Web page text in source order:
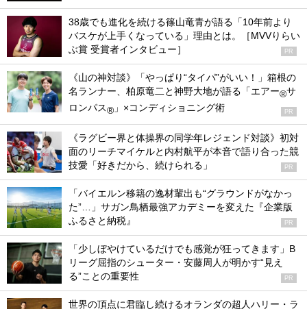
38歳でも進化を続ける篠山竜青が語る「10年前より
バスケが上手くなっている」理由とは。［MVVりらい
ぶ賞 受賞者インタビュー］
PR
《山の神対談》「やっぱり“タイパ”がいい！」箱根の
名ランナー、柏原竜二と神野大地が語る「エアー®サ
ロンパス® 」×コンディショニング術 PR
《ラグビー界と体操界の同学年レジェンド対談》初対
面のリーチマイケルと内村航平が本音で語り合った競
技愛「好きだから、続けられる」
PR
「バイエルン移籍の逸材輩出も“グラウンドがなかっ
た”…」サガン鳥栖最強アカデミーを変えた『企業版
ふるさと納税』
PR
「少しぼやけているだけでも感覚が狂ってきます」B
リーグ屈指のシューター・安藤周人が明かす“見え
る”ことの重要性
PR
世界の頂点に君臨し続けるオランダの超人ハリー・ラ